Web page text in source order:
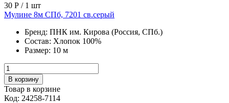
30 Р / 1 шт
Мулине 8м СПб, 7201 св.серый
Бренд: ПНК им. Кирова (Россия, СПб.)
Состав: Хлопок 100%
Размер: 10 м
В корзину
Товар в корзине
Код: 24258-7114